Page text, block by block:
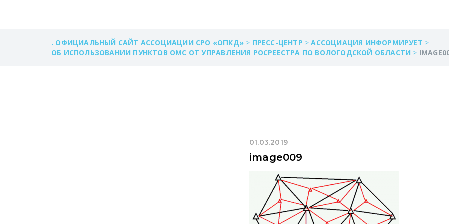
. ОФИЦИАЛЬНЫЙ САЙТ АССОЦИАЦИИ СРО «ОПКД» > ПРЕСС-ЦЕНТР >АССОЦИАЦИЯ ИНФОРМИРУЕТ >
ОБ ИСПОЛЬЗОВАНИИ ПУНКТОВ ОМС ОТ УПРАВЛЕНИЯ РОСРЕЕСТРА ПО ВОЛОГОДСКОЙ ОБЛАСТИ >
01.03.2019
image009